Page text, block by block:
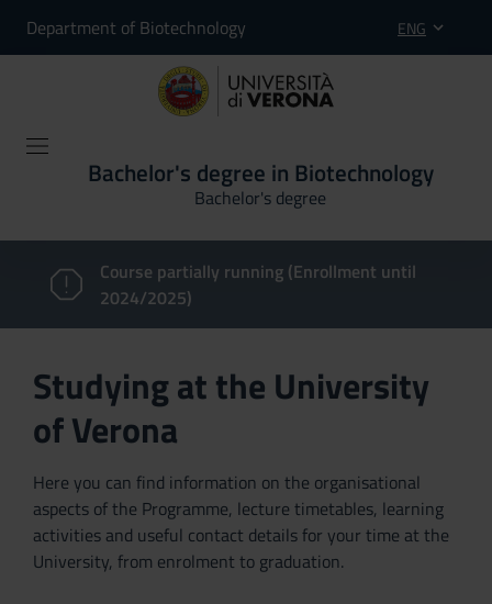
Department of Biotechnology ENG
Bachelor's degree in Biotechnology
Bachelor's degree
Course partially running (Enrollment until
2024/2025)
Studying at the University
of Verona
Here you can find information on the organisational
aspects of the Programme, lecture timetables, learning
activities and useful contact details for your time at the
University, from enrolment to graduation.